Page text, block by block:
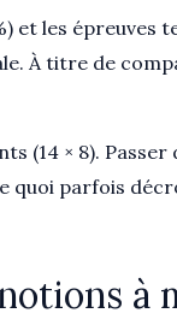
et les épreuves
À titre de
(14 × 8). Passer
quoi parfois
à